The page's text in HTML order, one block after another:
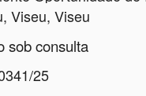
Viseu, Viseu
sob consulta
25